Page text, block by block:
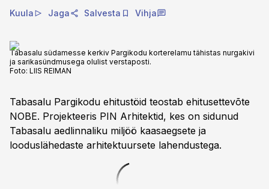
Kuula Jaga Salvesta Vihja
Tabasalu südamesse kerkiv Pargikodu korterelamu tähistas nurgakivi
ja sarikasündmusega olulist verstaposti.
Foto: LIIS REIMAN
Tabasalu Pargikodu ehitustöid teostab ehitusettevõte
NOBE. Projekteeris PIN Arhitektid, kes on sidunud
Tabasalu aedlinnaliku miljöö kaasaegsete ja
looduslähedaste arhitektuursete lahendustega.